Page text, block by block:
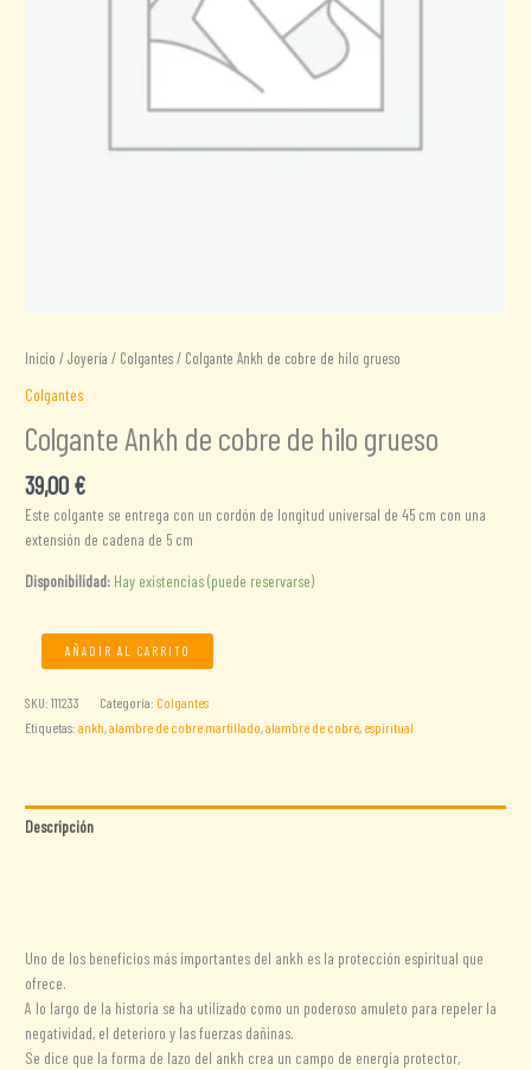
Inicio /Joyería / Colgantes/ Colgante Ankh de cobre de hilo grueso
Colgantes
Colgante Ankh de cobre de hilo grueso
39,00 €
Este colgante se entrega con un cordón de longitud universal de 45 cm con una
extensión de cadena de 5 cm
Disponibilidad: Hay existencias (puede reservarse)
Colgante
Ankh
de
cobre
cantidad
AÑADIR AL CARRITO
SKU:111233 Categoría: Colgantes
Etiquetas:ankh,alambre de cobre martillado,alambre de cobre, espiritual
Descripción
Uno de los beneficios más importantes del ankh es la protección espiritual que
ofrece.
A lo largo de la historia se ha utilizado como un poderoso amuleto para repeler la
negatividad, el deterioro y las fuerzas dañinas.
Se dice que la forma de lazo del ankh crea un campo de energía protector,